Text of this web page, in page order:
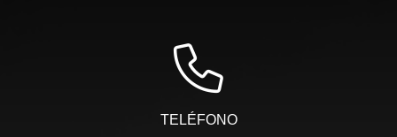
TELÉFONO